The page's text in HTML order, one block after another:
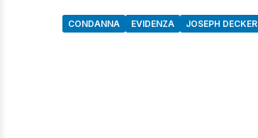
CONDANNA EVIDENZA JOSEPH DECKER